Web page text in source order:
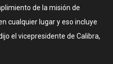
de la misión de
cualquier lugar y eso incluye
el vicepresidente de Calibra,